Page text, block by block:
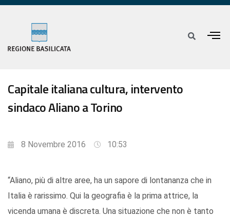
Capitale italiana cultura, intervento
sindaco Aliano a Torino
8 Novembre 2016 10:53
“Aliano, più di altre aree, ha un sapore di lontananza che in
Italia è rarissimo. Qui la geografia è la prima attrice, la
vicenda umana è discreta. Una situazione che non è tanto